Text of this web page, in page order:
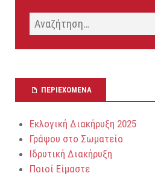
ΠΕΡΙΕΧΌΜΕΝΑ
Εκλογική Διακήρυξη 2025
Γράψου στο Σωματείο
Ιδρυτική Διακήρυξη
Ποιοί Είμαστε